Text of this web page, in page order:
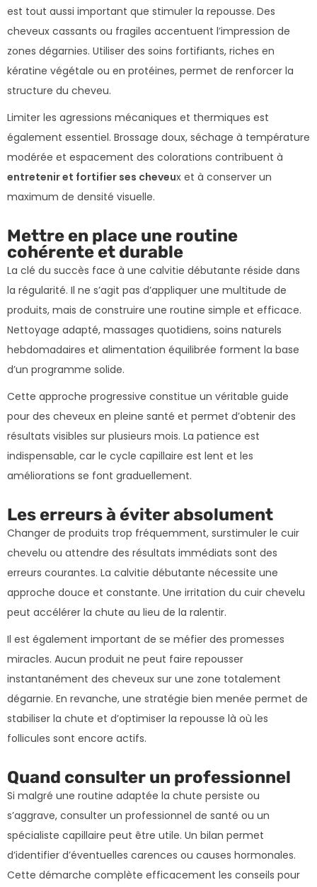
est tout aussi important que stimuler la repousse. Des
cheveux cassants ou fragiles accentuent l’impression de
zones dégarnies. Utiliser des soins fortifiants, riches en
kératine végétale ou en protéines, permet de renforcer la
structure du cheveu.
Limiter les agressions mécaniques et thermiques est
également essentiel. Brossage doux, séchage à température
modérée et espacement des colorations contribuent à
entretenir et fortifier ses cheveux et à conserver un
maximum de densité visuelle.
Mettre en place une routine
cohérente et durable
La clé du succès face à une calvitie débutante réside dans
la régularité. Il ne s’agit pas d’appliquer une multitude de
produits, mais de construire une routine simple et efficace.
Nettoyage adapté, massages quotidiens, soins naturels
hebdomadaires et alimentation équilibrée forment la base
d’un programme solide.
Cette approche progressive constitue un véritable guide
pour des cheveux en pleine santé et permet d’obtenir des
résultats visibles sur plusieurs mois. La patience est
indispensable, car le cycle capillaire est lent et les
améliorations se font graduellement.
Les erreurs à éviter absolument
Changer de produits trop fréquemment, surstimuler le cuir
chevelu ou attendre des résultats immédiats sont des
erreurs courantes. La calvitie débutante nécessite une
approche douce et constante. Une irritation du cuir chevelu
peut accélérer la chute au lieu de la ralentir.
Il est également important de se méfier des promesses
miracles. Aucun produit ne peut faire repousser
instantanément des cheveux sur une zone totalement
dégarnie. En revanche, une stratégie bien menée permet de
stabiliser la chute et d’optimiser la repousse là où les
follicules sont encore actifs.
Quand consulter un professionnel
Si malgré une routine adaptée la chute persiste ou
s’aggrave, consulter un professionnel de santé ou un
spécialiste capillaire peut être utile. Un bilan permet
d’identifier d’éventuelles carences ou causes hormonales.
Cette démarche complète efficacement les conseils pour